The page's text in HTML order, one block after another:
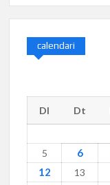
calendari
Dl Dt
5 6
12 13